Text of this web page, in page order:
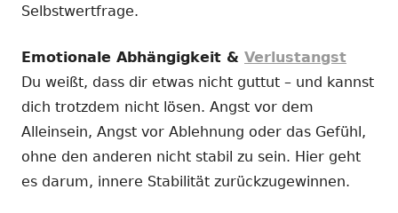
Selbstwertfrage.
Emotionale Abhängigkeit & Verlustangst
Du weißt, dass dir etwas nicht guttut – und kannst
dich trotzdem nicht lösen. Angst vor dem
Alleinsein, Angst vor Ablehnung oder das Gefühl,
ohne den anderen nicht stabil zu sein. Hier geht
es darum, innere Stabilität zurückzugewinnen.